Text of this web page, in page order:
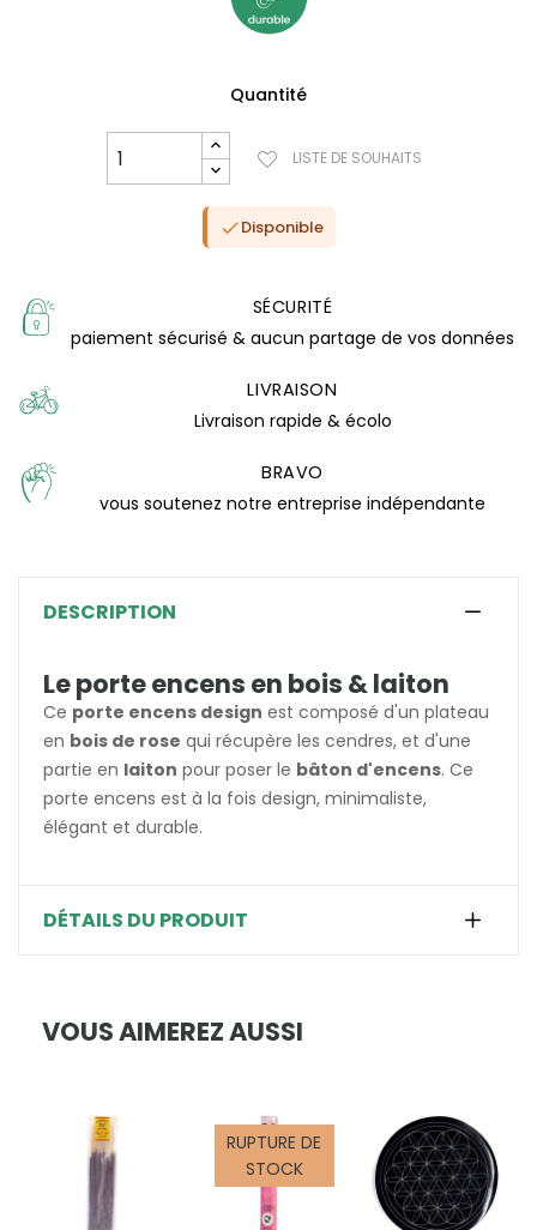
Quantité
LISTE DE SOUHAITS
Disponible
SÉCURITÉ
paiement sécurisé & aucun partage de vos données
LIVRAISON
Livraison rapide & écolo
BRAVO
vous soutenez notre entreprise indépendante
DESCRIPTION
Le porte encens en bois & laiton
Ce porte encens design est composé d'un plateau
en bois de rose qui récupère les cendres, et d'une
partie en laiton pour poser le bâton d'encens. Ce
porte encens est à la fois design, minimaliste,
élégant et durable.
DÉTAILS DU PRODUIT
VOUS AIMEREZ AUSSI
RUPTURE DE
STOCK